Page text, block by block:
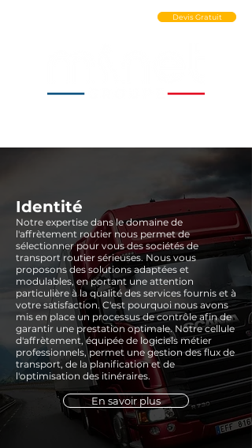
Devis Gratuit
Identité
Notre expertise dans le domaine de
l'affrètement routier nous permet de
sélectionner pour vous des sociétés de
transport routier sérieuses. Nous vous
proposons des solutions adaptées et
modulables, en portant une attention
particulière à la qualité des services fournis et à
votre satisfaction. C'est pourquoi nous avons
mis en place un processus de contrôle afin de
garantir une prestation optimale. Notre cellule
d'affrètement, équipée de logiciels métier
professionnels, permet une gestion des flux de
transport, de la planification et de
l'optimisation des itinéraires.
En savoir plus